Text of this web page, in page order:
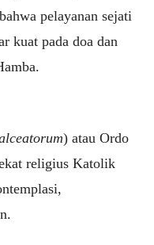
pelayanan sejati
kuat pada doa dan
) atau Ordo
religius Katolik